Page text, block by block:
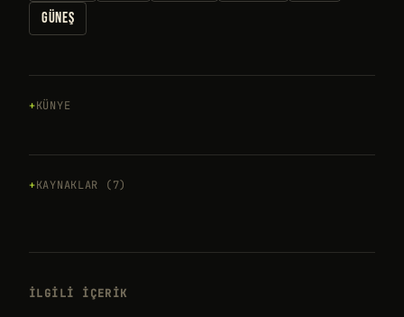
GÜNEŞ
KÜNYE
KAYNAKLAR (7)
İLGILI IÇERIK